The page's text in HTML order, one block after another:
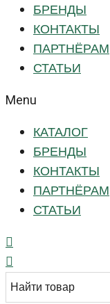
БРЕНДЫ
КОНТАКТЫ
ПАРТНЁРАМ
СТАТЬИ
Menu
КАТАЛОГ
БРЕНДЫ
КОНТАКТЫ
ПАРТНЁРАМ
СТАТЬИ